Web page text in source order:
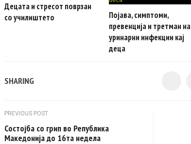
Децата и стресот поврзан
со училиштето
Појава, симптоми,
превенција и третман на
уринарни инфекции кај
деца
SHARING
Post navigation
PREVIOUS POST
Состојба со грип во Република
Македонија до 16та недела